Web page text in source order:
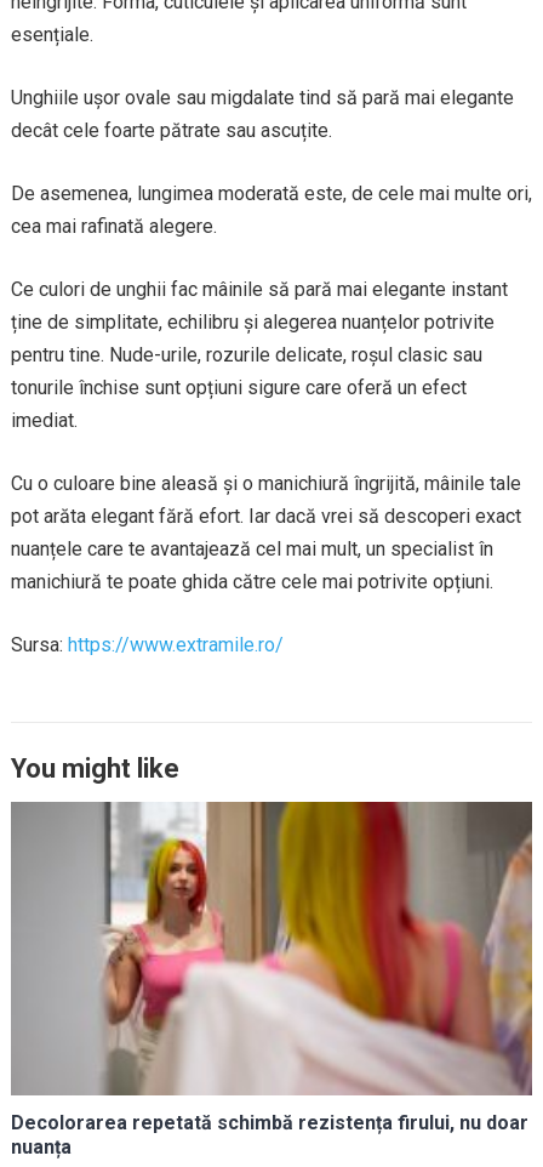
esențiale.
Unghiile ușor ovale sau migdalate tind să pară mai elegante
decât cele foarte pătrate sau ascuțite.
De asemenea, lungimea moderată este, de cele mai multe ori,
cea mai rafinată alegere.
Ce culori de unghii fac mâinile să pară mai elegante instant
ține de simplitate, echilibru și alegerea nuanțelor potrivite
pentru tine. Nude-urile, rozurile delicate, roșul clasic sau
tonurile închise sunt opțiuni sigure care oferă un efect
imediat.
Cu o culoare bine aleasă și o manichiură îngrijită, mâinile tale
pot arăta elegant fără efort. Iar dacă vrei să descoperi exact
nuanțele care te avantajează cel mai mult, un specialist în
manichiură te poate ghida către cele mai potrivite opțiuni.
Sursa: https://www.extramile.ro/
You might like
Decolorarea repetată schimbă rezistența firului, nu doar
nuanța